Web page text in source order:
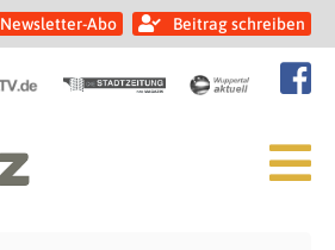
Newsletter-Abo Beitrag schreiben